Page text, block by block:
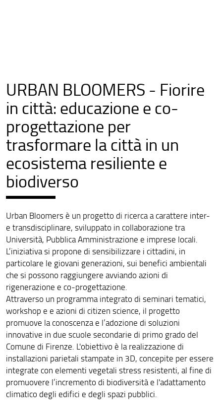
URBAN BLOOMERS - Fiorire
in città: educazione e co-
progettazione per
trasformare la città in un
ecosistema resiliente e
biodiverso
Urban Bloomers è un progetto di ricerca a carattere inter-
e transdisciplinare, sviluppato in collaborazione tra
Università, Pubblica Amministrazione e imprese locali.
L’iniziativa si propone di sensibilizzare i cittadini, in
particolare le giovani generazioni, sui benefici ambientali
che si possono raggiungere avviando azioni di
rigenerazione e co-progettazione.
Attraverso un programma integrato di seminari tematici,
workshop e e azioni di citizen science, il progetto
promuove la conoscenza e l’adozione di soluzioni
innovative in due scuole secondarie di primo grado del
Comune di Firenze. L'obiettivo è la realizzazione di
installazioni parietali stampate in 3D, concepite per essere
integrate con elementi vegetali stress resistenti, al fine di
promuovere l’incremento di biodiversità e l'adattamento
climatico degli edifici e degli spazi pubblici.